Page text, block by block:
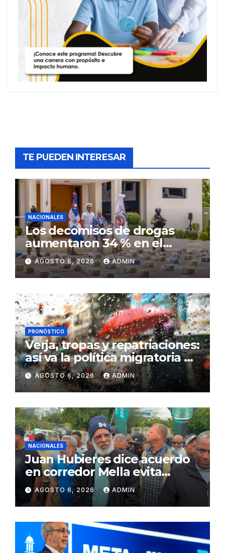
TE PUEDEN INTERESAR
NACIONALES
Los decomisos de drogas
aumentaron 34 % en el
primer semestre del 2026
AGOSTO 6, 2026 ADMIN
PRONÓSTICO
Verja, tropas y repatriaciones:
así va la política migratoria de
los seis años Luis Abinader
AGOSTO 6, 2026 ADMIN
NACIONALES
Juan Hubieres dice acuerdo
en corredor Mella evita
conflictos innecesarios
AGOSTO 6, 2026 ADMIN